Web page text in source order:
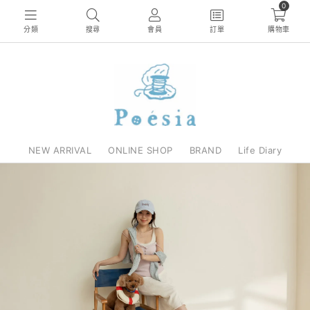
分類 搜尋 會員 訂單
0
購物車
NEW ARRIVAL ONLINE SHOP BRAND Life Diary